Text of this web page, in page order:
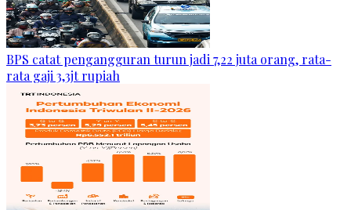
BPS catat pengangguran turun jadi 7,22 juta orang, rata-
rata gaji 3,3jt rupiah